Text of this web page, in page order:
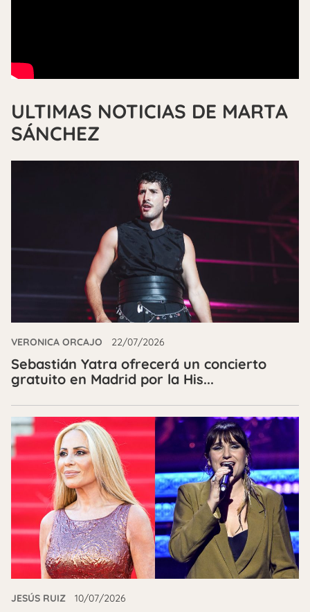
ULTIMAS NOTICIAS DE MARTA
SÁNCHEZ
VERONICA ORCAJO 22/07/2026
Sebastián Yatra ofrecerá un concierto
gratuito en Madrid por la His...
JESÚS RUIZ 10/07/2026